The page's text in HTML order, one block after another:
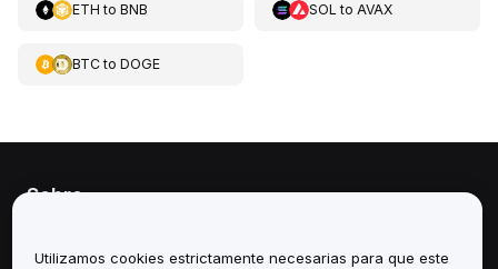
ETH to BNB SOL to AVAX
BTCto DOGE
Sobre
Servicios
Utilizamos cookies estrictamente necesarias para que este